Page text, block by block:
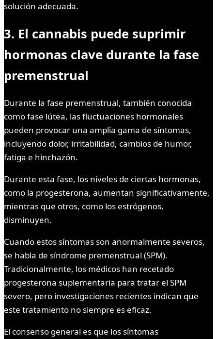
solución adecuada.
3. El cannabis puede suprimir
hormonas clave durante la fase
premenstrual
Durante la fase premenstrual, también conocida
como fase lútea, las fluctuaciones hormonales
pueden provocar una amplia gama de síntomas,
incluyendo dolor, irritabilidad, cambios de humor,
fatiga e hinchazón.
Durante esta fase, los niveles de ciertas hormonas,
como la progesterona, aumentan significativamente,
mientras que otros, como los estrógenos,
disminuyen.
Cuando estos síntomas son anormalmente severos,
se habla de síndrome premenstrual (SPM).
Tradicionalmente, los médicos han recetado
progesterona suplementaria para tratar el SPM
severo, pero investigaciones recientes indican que
este tratamiento no siempre es eficaz.
El consenso general es que los síntomas